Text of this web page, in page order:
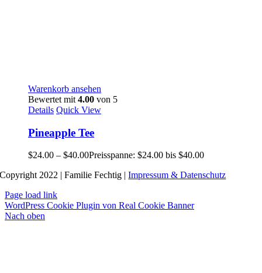
Warenkorb ansehen
Bewertet mit 4.00 von 5
Details Quick View
Pineapple Tee
$24.00 – $40.00Preisspanne: $24.00 bis $40.00
Copyright 2022 | Familie Fechtig |Impressum & Datenschutz
Page load link
WordPress Cookie Plugin von Real Cookie Banner
Nach oben